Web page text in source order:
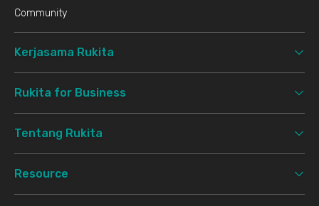
Community
Kerjasama Rukita
Rukita for Business
Tentang Rukita
Resource